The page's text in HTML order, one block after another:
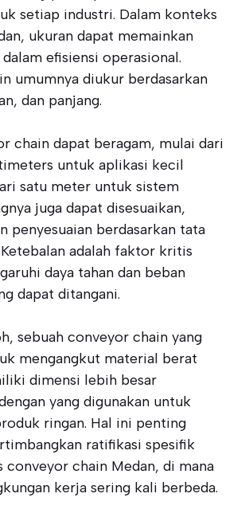
setiap industri. Dalam konteks
ukuran dapat memainkan
efisiensi operasional.
umumnya diukur berdasarkan
dan panjang.
chain dapat beragam, mulai dari
untuk aplikasi kecil
satu meter untuk sistem
juga dapat disesuaikan,
penyesuaian berdasarkan tata
adalah faktor kritis
daya tahan dan beban
dapat ditangani.
sebuah conveyor chain yang
mengangkut material berat
dimensi lebih besar
yang digunakan untuk
ringan. Hal ini penting
ratifikasi spesifik
conveyor chain Medan, di mana
kerja sering kali berbeda.